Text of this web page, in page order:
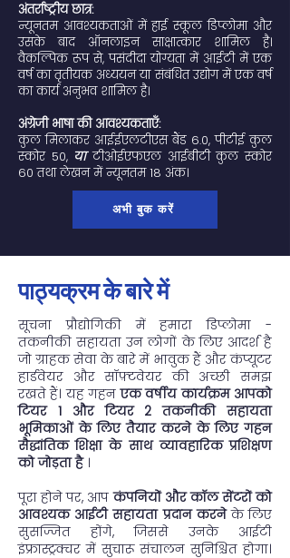
अंतर्राष्ट्रीय छात्र:
न्यूनतम आवश्यकताओं में हाई स्कूल डिप्लोमा और
उसके बाद ऑनलाइन साक्षात्कार शामिल है।
वैकल्पिक रूप से, पसंदीदा योग्यता में आईटी में एक
वर्ष का तृतीयक अध्ययन या संबंधित उद्योग में एक वर्ष
का कार्य अनुभव शामिल है।
अंग्रेजी भाषा की आवश्यकताएँ:
कुल मिलाकर आईईएलटीएस बैंड 6.0, पीटीई कुल
स्कोर 50, याटीओईएफएल आईबीटी कुल स्कोर
60 तथा लेखन में न्यूनतम 18 अंक।
अभी बुक करें
पाठ्यक्रम के बारे में
सूचना प्रौद्योगिकी में हमारा डिप्लोमा -
तकनीकी सहायता उन लोगों के लिए आदर्श है
जो ग्राहक सेवा के बारे में भावुक हैं और कंप्यूटर
हार्डवेयर और सॉफ़्टवेयर की अच्छी समझ
रखते हैं। यह गहनएक वर्षीय कार्यक्रम आपको
टियर 1 और टियर 2 तकनीकी सहायता
भूमिकाओं के लिए तैयार करने के लिए गहन
सैद्धांतिक शिक्षा के साथ व्यावहारिक प्रशिक्षण
को जोड़ता है।
पूरा होने पर, आपकंपनियों और कॉल सेंटरों को
आवश्यक आईटी सहायता प्रदान करनेके लिए
सुसज्जित होंगे, जिससे उनके आईटी
इंफ्रास्ट्रक्चर में सुचारू संचालन सुनिश्चित होगा।